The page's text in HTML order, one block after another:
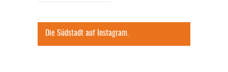
Die Südstadt auf Instagram.